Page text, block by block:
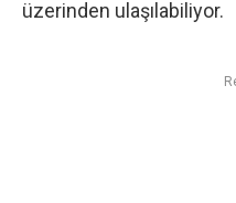
üzerinden ulaşılabiliyor.